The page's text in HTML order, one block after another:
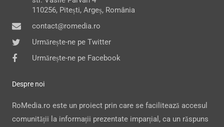
110256, Pitești, Argeș, România
contact@romedia.ro
Urmărește-ne pe Twitter
Urmărește-ne pe Facebook
Despre noi
RoMedia.ro este un proiect prin care se facilitează accesul
comunității la informații prezentate imparțial, ca un răspuns